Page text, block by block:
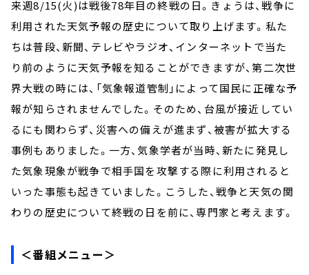
来週8/15(火)は戦後78年目の終戦の日。きょうは、戦争に
利用された天気予報の歴史について取り上げます。私た
ちは普段、新聞、テレビやラジオ、インターネットで当た
り前のように天気予報を知ることができますが、第二次世
界大戦の時には、「気象報道管制」によって国民に正確な予
報が知らされませんでした。そのため、台風が接近してい
るにも関わらず、災害への備えが進まず、被害が拡大する
事例もありました。一方、気象学者が当時、新たに発見し
た気象現象が戦争で相手国を攻撃する際に利用されると
いった事態も起きていました。こうした、戦争と天気の関
わりの歴史について終戦の日を前に、専門家と考えます。
＜番組メニュー＞